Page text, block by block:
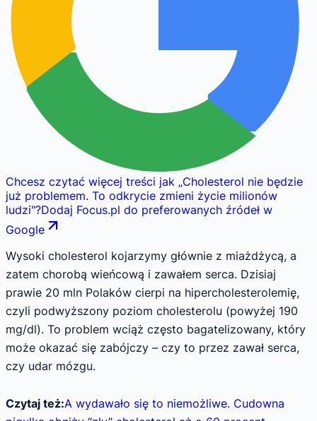
Chcesz czytać więcej treści jak „Cholesterol nie będzie
już problemem. To odkrycie zmieni życie milionów
ludzi"?Dodaj Focus.pl do preferowanych źródeł w
Google
Wysoki cholesterol kojarzymy głównie z miażdżycą, a
zatem chorobą wieńcową i zawałem serca. Dzisiaj
prawie 20 mln Polaków cierpi na hipercholesterolemię,
czyli podwyższony poziom cholesterolu (powyżej 190
mg/dl). To problem wciąż często bagatelizowany, który
może okazać się zabójczy – czy to przez zawał serca,
czy udar mózgu.
Czytaj też:A wydawało się to niemożliwe. Cudowna